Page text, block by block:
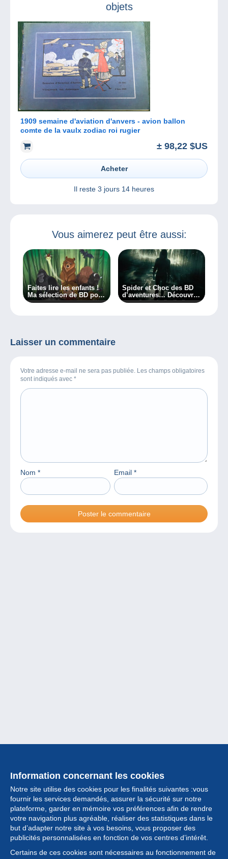
objets
1909 semaine d'aviation d'anvers - avion ballon
comte de la vaulx zodiac roi rugier
± 98,22 $US
Acheter
Il reste 3 jours 14 heures
Vous aimerez peut être aussi:
Faites lire les enfants !
Ma sélection de BD pour
les plus jeunes !
Spider et Choc des BD
d’aventures… Découvrez
les albums et Daoust, le
Laisser un commentaire
Votre adresse e-mail ne sera pas publiée. Les champs obligatoires
sont indiqués avec *
Nom * Email *
Information concernant les cookies
Notre site utilise des cookies pour les finalités suivantes :vous
fournir les services demandés, assurer la sécurité sur notre
plateforme, garder en mémoire vos préférences afin de rendre
votre navigation plus agréable, réaliser des statistiques dans le
but d’adapter notre site à vos besoins, vous proposer des
publicités personnalisées en fonction de vos centres d’intérêt.
Certains de ces cookies sont nécessaires au fonctionnement de
Collection
Actualités